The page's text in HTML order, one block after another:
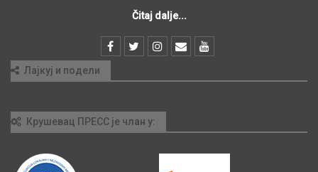
Čitaj dalje...
Лајкуј и подели
Крушевац ПРЕСС је члан у: